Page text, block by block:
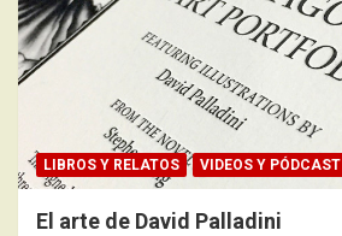
LIBROS Y RELATOS VIDEOS Y PÓDCAST
El arte de David Palladini